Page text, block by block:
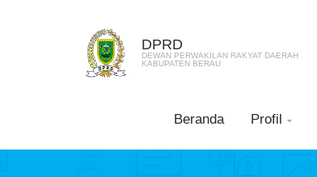
DPRD
DEWAN PERWAKILAN RAKYAT DAERAH
KABUPATEN BERAU
Beranda Profil 